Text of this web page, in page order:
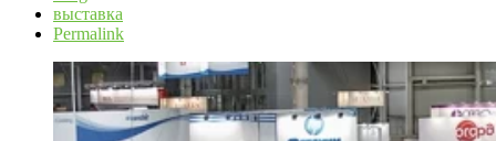
выставка
Permalink